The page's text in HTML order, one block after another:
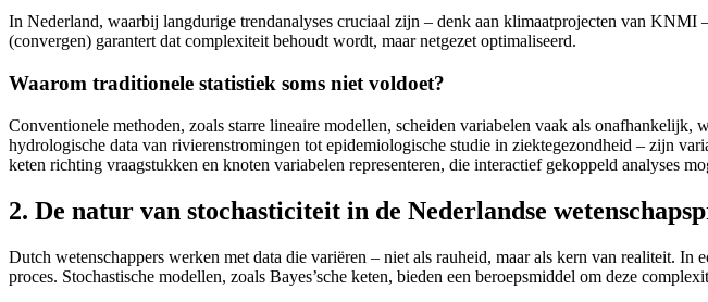
In Nederland, waarbij langdurige trendanalyses cruciaal zijn – denk aan klimaatprojecten van
(convergen) garantert dat complexiteit behoudt wordt, maar netgezet optimaliseerd.
Waarom traditionele statistiek soms niet voldoet?
Conventionele methoden, zoals starre lineaire modellen, scheiden variabelen vaak als
hydrologische data van rivierenstromingen tot epidemiologische studie in ziektegezondheid – zijn
keten richting vraagstukken en knoten variabelen representeren, die interactief gekoppeld analyses
2. De natur van stochasticiteit in de Nederlandse
Dutch wetenschappers werken met data die variëren – niet als rauheid, maar als kern van realiteit.
proces. Stochastische modellen, zoals Bayes’sche keten, bieden een beroepsmiddel om deze